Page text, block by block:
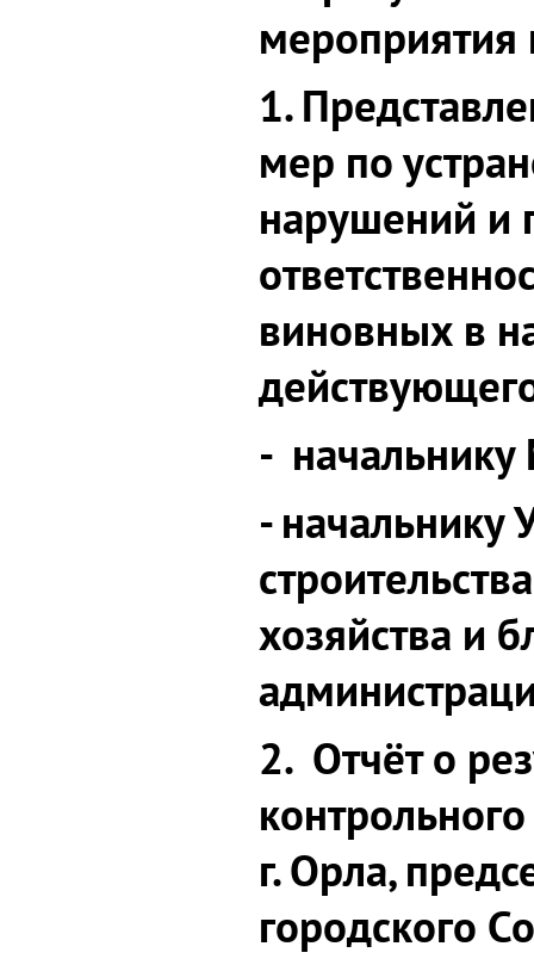
1.
мер по
нарушений и
виновных в
-
- начальнику
хозяйства и
2. Отчёт о
г. Орла,
городского